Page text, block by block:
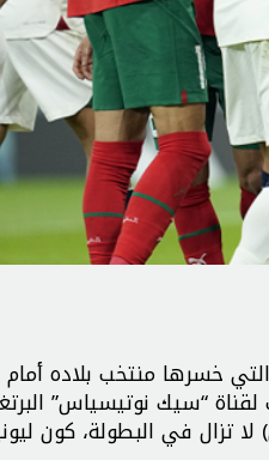
التي خسرها منتخب بلاده
لمونديال قطر. واعتبر ابن الـ39 عاما في حديث لقناة “سيك
لا تزال في البطولة، كون